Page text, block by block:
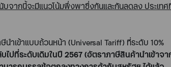
บจากนี้จะมีแนวโน้มพึ่งพาซึ่งกันและกันลดลง ประเทศ
นำเข้าแบบถ้วนหน้า (Universal Tariff) ที่ระดับ 10%
ไปที่ระดับเดิมในปี 2567(อัตราภาษีสินค้านำเข้าจา